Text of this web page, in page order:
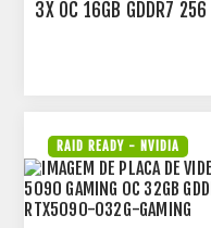
3X OC 16GB GDDR7
RAID READY - NVIDIA